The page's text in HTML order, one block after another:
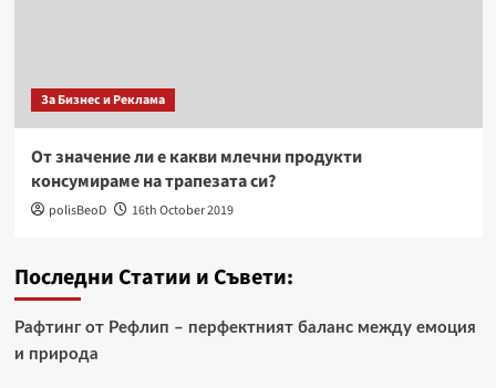
За Бизнес и Реклама
От значение ли е какви млечни продукти
консумираме на трапезата си?
polisBeoD 16th October 2019
Последни Статии и Съвети:
Рафтинг от Рефлип – перфектният баланс между емоция
и природа